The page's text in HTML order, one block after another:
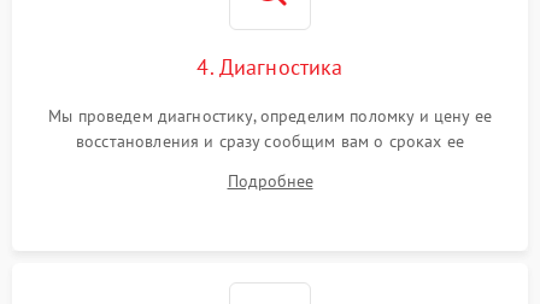
4. Диагностика
Мы проведем диагностику, определим поломку и цену ее
восстановления и сразу сообщим вам о сроках ее
Подробнее